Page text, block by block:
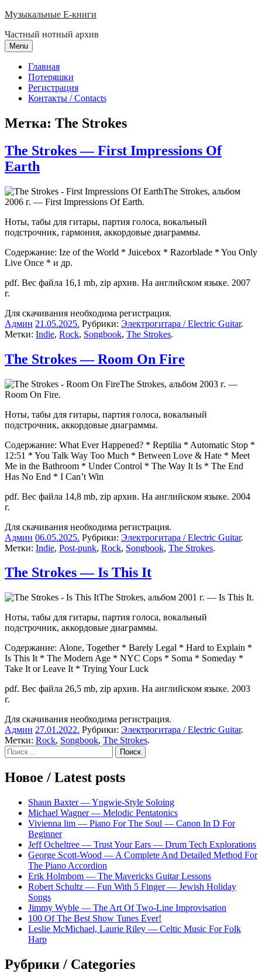
Skip
content
Музыкальные E-книги
Частный нотный архив
Menu
Главная
Потеряшки
Регистрация
Контакты / Contacts
Метка: The Strokes
The Strokes — First Impressions Of
Earth
The Strokes, альбом
2006 г. — First Impressions Of Earth.
Ноты, табы для гитары, партия голоса, вокальный
подстрочник, гармония, аккордовые диаграммы.
Содержание: Ize of the World * Juicebox * Razorblade * You Only
Live Once * и др.
pdf. Вес файла 16,1 mb, zip архив. На английском языке. 2007
г.
Для скачивания необходима регистрация.
Админ 21.05.2025. Рубрики: Электрогитара / Electric Guitar.
Метки: Indie, Rock, Songbook, The Strokes.
The Strokes — Room On Fire
The Strokes, альбом 2003 г. —
Room On Fire.
Ноты, табы для гитары, партия голоса, вокальный
подстрочник, аккордовые диаграммы.
Содержание: What Ever Happened? * Reptilia * Automatic Stop *
12:51 * You Talk Way Too Much * Between Love & Hate * Meet
Me in the Bathroom * Under Control * The Way It Is * The End
Has No End * I Can’t Win
pdf. Вес файла 14,8 mb, zip архив. На английском языке. 2004
г.
Для скачивания необходима регистрация.
Админ 06.05.2025. Рубрики: Электрогитара / Electric Guitar.
Метки: Indie, Post-punk, Rock, Songbook, The Strokes.
The Strokes — Is This It
The Strokes, альбом 2001 г. — Is This It.
Ноты, табы для гитары, партия голоса, вокальный
подстрочник, аккордовые диаграммы.
Содержание: Alone, Together * Barely Legal * Hard to Explain *
Is This It * The Modern Age * NYC Cops * Soma * Someday *
Take It or Leave It * Trying Your Luck
pdf. Вес файла 26,5 mb, zip архив. На английском языке. 2003
г.
Для скачивания необходима регистрация.
Админ 27.01.2022. Рубрики: Электрогитара / Electric Guitar.
Метки: Rock, Songbook, The Strokes.
Sidebar
Найти:
Новое / Latest posts
Shaun Baxter — Yngwie-Style Soloing
Michael Wagner — Melodic Pentatonics
Vivienna lim — Piano For The Soul — Canon In D For
Beginner
Jeff Ocheltree — Trust Your Ears — Drum Tech Explorations
George Scott-Wood — A Complete And Detailed Method For
The Piano Accordion
Erik Holmbom — The Mavericks Guitar Lessons
Robert Schultz — Fun With 5 Finger — Jewish Holiday
Songs
Jimmy Wyble — The Art Of Two-Line Improvisation
100 Of The Best Show Tunes Ever!
Leslie McMichael, Laurie Riley — Celtic Music For Folk
Harp
Рубрики / Categories